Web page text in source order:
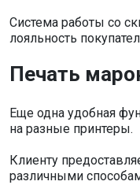
Система работы со
лояльность
Печать
Еще одна удобная
на разные принтеры.
Клиенту
различными